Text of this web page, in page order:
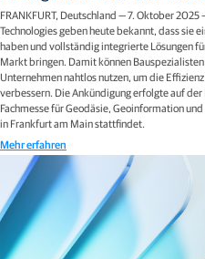
FRANKFURT, Deutschland — 7. Oktober
Technologies geben heute bekannt, dass sie
haben und vollständig integrierte Lösungen
Markt bringen. Damit können
Unternehmen nahtlos nutzen, um die
verbessern. Die Ankündigung erfolgte auf
Fachmesse für Geodäsie, Geoinformation
in Frankfurt am Main stattfindet.
Mehr erfahren